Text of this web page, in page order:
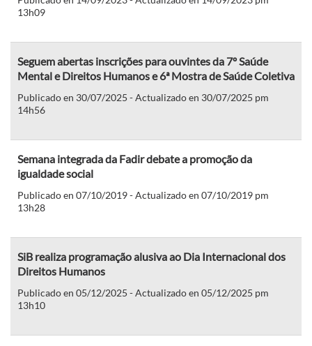
13h09
Seguem abertas inscrições para ouvintes da 7º Saúde
Mental e Direitos Humanos e 6ª Mostra de Saúde Coletiva
Publicado en 30/07/2025 - Actualizado en 30/07/2025 pm
14h56
Semana integrada da Fadir debate a promoção da
igualdade social
Publicado en 07/10/2019 - Actualizado en 07/10/2019 pm
13h28
SiB realiza programação alusiva ao Dia Internacional dos
Direitos Humanos
Publicado en 05/12/2025 - Actualizado en 05/12/2025 pm
13h10